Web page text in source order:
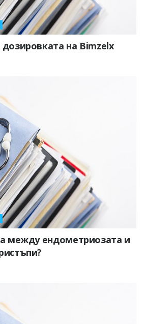
на Bimzelx
между ендометриозата и